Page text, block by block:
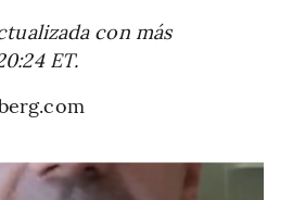
con más
ET.